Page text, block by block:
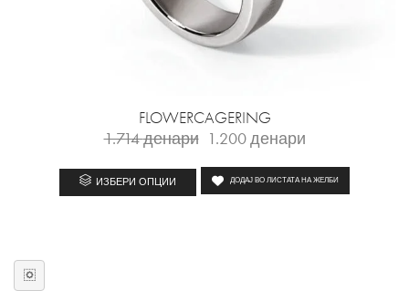
FLOWERCAGERING
1.714денари 1.200денари
ИЗБЕРИ ОПЦИИ ДОДАЈ ВО ЛИСТАТА НА ЖЕЛБИ